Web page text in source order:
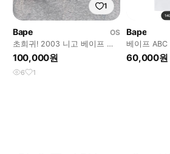
1
Bape
OS
초희귀! 2003 니고 베이프 에
이프 리버시블 롱슬리브 그레
이 티셔츠
100,000원
6 1
Bape
베이프 ABC
츠 화이트 블
60,000원